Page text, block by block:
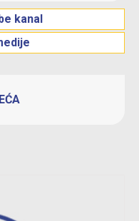
kanal